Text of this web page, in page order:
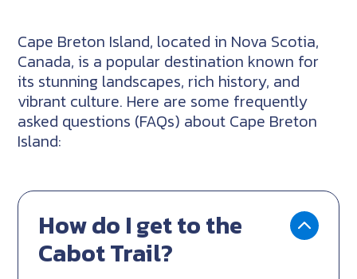
Cape Breton Island, located in Nova Scotia,
Canada, is a popular destination known for
its stunning landscapes, rich history, and
vibrant culture. Here are some frequently
asked questions (FAQs) about Cape Breton
Island:
How do I get to the
Cabot Trail?